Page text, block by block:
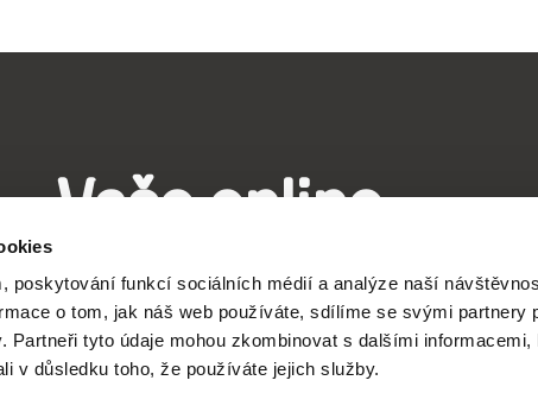
poskytování funkcí sociálních médií a analýze naší
o tom, jak náš web používáte, sdílíme se svými partnery
Partneři tyto údaje mohou zkombinovat s dalšími informacemi,
v důsledku toho, že používáte jejich služby.
Vaše online
kino
Nové festivalové filmy